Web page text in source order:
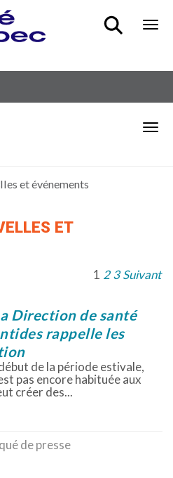
et événements
ET
1 2 3 Suivant
Direction de santé
rappelle les
de la période estivale,
pas encore habituée aux
créer des...
de presse